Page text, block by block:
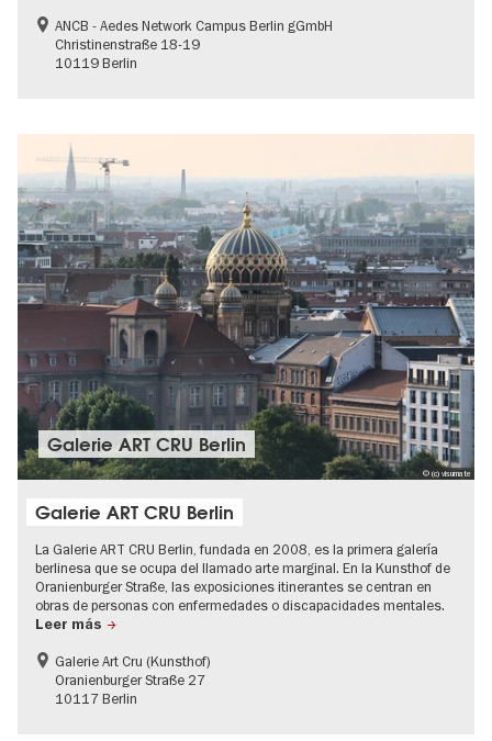
ANCB - Aedes Network Campus Berlin gGmbH
Christinenstraße 18-19
10119 Berlin
© (c) visumate
Galerie ART CRU Berlin
Galerie ART CRU Berlin
La Galerie ART CRU Berlin, fundada en 2008, es la primera galería
berlinesa que se ocupa del llamado arte marginal. En la Kunsthof de
Oranienburger Straße, las exposiciones itinerantes se centran en
obras de personas con enfermedades o discapacidades mentales.
Leer más
Galerie Art Cru (Kunsthof)
Oranienburger Straße 27
10117 Berlin